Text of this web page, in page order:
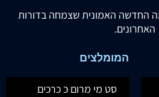
החדשה האמונית שצמחה בדורות
האחרונים.
המומלצים
סט מי מרום כ כרכים